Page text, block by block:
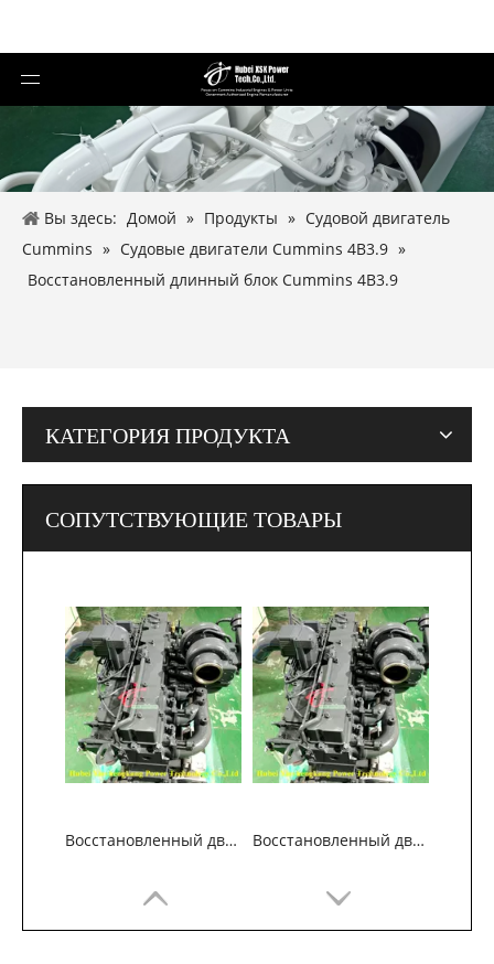
Вы здесь: Домой » Продукты » Судовой двигатель
Cummins » Судовые двигатели Cummins 4B3.9 »
Восстановленный длинный блок Cummins 4B3.9
КАТЕГОРИЯ ПРОДУКТА
СОПУТСТВУЮЩИЕ ТОВАРЫ
Восстановленный двигатель Komatsu SAA6D114E-2 для строительной техники Восстановленный двигатель Komatsu SAA6D114E-2 для строительной техники